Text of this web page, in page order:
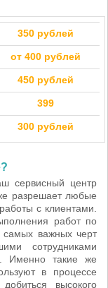
350 рублей
от 400 рублей
450 рублей
399
300 рублей
сервисный центр
разрешает любые
с клиентами.
работ по
самых важных черт
сотрудниками
Именно такие же
в процессе
высокого